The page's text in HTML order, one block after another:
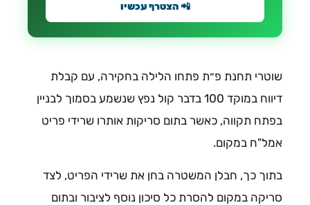
📲 הצטרף עכשיו
שוטרי תחנת פ״ת פתחו הלילה בחקירה, עם קבלת
דיווח במוקד 100 בדבר קול נפץ שנשמע בסמוך לבניין
בפתח תקווה, כאשר בתום סריקות אותרו שרידי פריט
אמל"ח במקום.
בתוך כך, חבלן המשטרה בחן את שרידי הפריט, לצד
סריקה במקום להסרת כל סיכון נוסף לציבור ובתום